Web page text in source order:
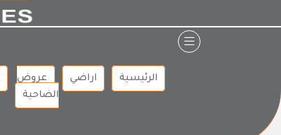
الرئيسية اراضي
عروض
الضاحية